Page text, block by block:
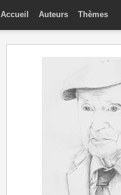
Accueil Auteurs Thèmes